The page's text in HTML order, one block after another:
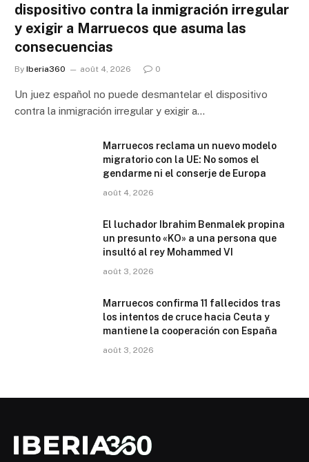
dispositivo contra la inmigración irregular
y exigir a Marruecos que asuma las
consecuencias
By Iberia360 août 4, 2026 0
Un juez español no puede desmantelar el dispositivo
contra la inmigración irregular y exigir a…
Marruecos reclama un nuevo modelo
migratorio con la UE: No somos el
gendarme ni el conserje de Europa
août 4, 2026
El luchador Ibrahim Benmalek propina
un presunto «KO» a una persona que
insultó al rey Mohammed VI
août 3, 2026
Marruecos confirma 11 fallecidos tras
los intentos de cruce hacia Ceuta y
mantiene la cooperación con España
août 3, 2026